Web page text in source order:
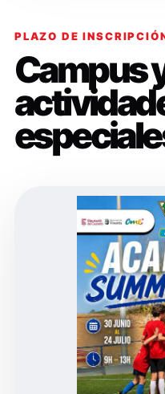
PLAZO DE
Campus